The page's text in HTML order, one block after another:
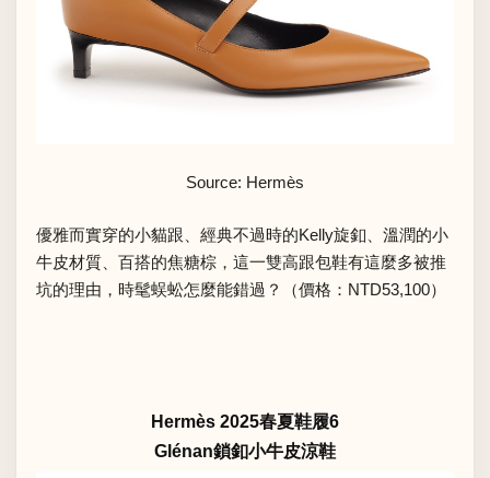
Source: Hermès
優雅而實穿的小貓跟、經典不過時的Kelly旋釦、溫潤的小
牛皮材質、百搭的焦糖棕，這一雙高跟包鞋有這麼多被推
坑的理由，時髦蜈蚣怎麼能錯過？（價格：NTD53,100）
Hermès 2025春夏鞋履6
Glénan鎖釦小牛皮涼鞋